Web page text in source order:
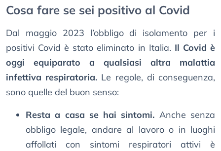
Cosa fare se sei positivo al Covid
Dal maggio 2023 l’obbligo di isolamento per i
positivi Covid è stato eliminato in Italia. Il Covid è
oggi equiparato a qualsiasi altra malattia
infettiva respiratoria. Le regole, di conseguenza,
sono quelle del buon senso:
Resta a casa se hai sintomi. Anche senza
obbligo legale, andare al lavoro o in luoghi
affollati con sintomi respiratori attivi è